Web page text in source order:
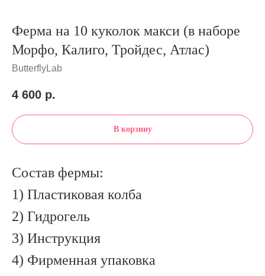
Ферма на 10 куколок макси (в наборе
Морфо, Калиго, Тройдес, Атлас)
ButterflyLab
4 600 р.
В корзину
Состав фермы:
1) Пластиковая колба
2) Гидрогель
3) Инструкция
4) Фирменная упаковка